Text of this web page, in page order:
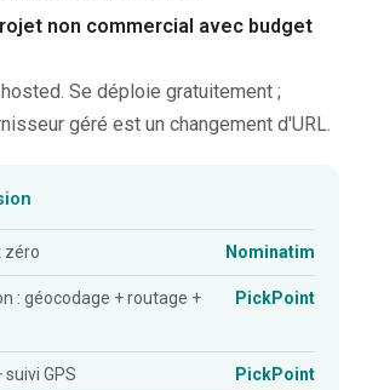
non commercial avec budget
Se déploie gratuitement ;
géré est un changement d'URL.
zéro Nominatim
: géocodage + routage +
PickPoint
GPS PickPoint